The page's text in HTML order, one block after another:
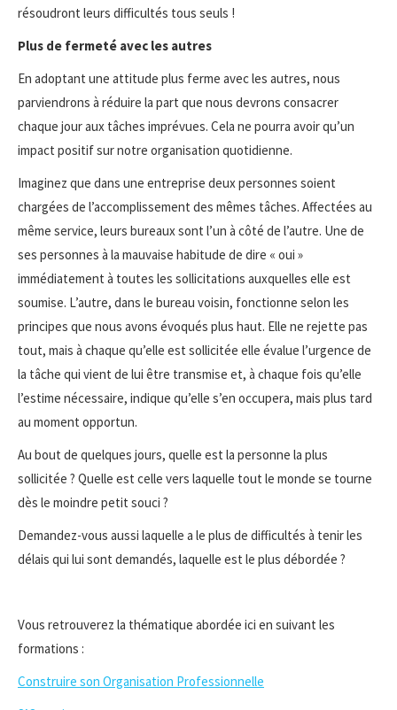
résoudront leurs difficultés tous seuls !
Plus de fermeté avec les autres
En adoptant une attitude plus ferme avec les autres, nous
parviendrons à réduire la part que nous devrons consacrer
chaque jour aux tâches imprévues. Cela ne pourra avoir qu’un
impact positif sur notre organisation quotidienne.
Imaginez que dans une entreprise deux personnes soient
chargées de l’accomplissement des mêmes tâches. Affectées au
même service, leurs bureaux sont l’un à côté de l’autre. Une de
ses personnes à la mauvaise habitude de dire « oui »
immédiatement à toutes les sollicitations auxquelles elle est
soumise. L’autre, dans le bureau voisin, fonctionne selon les
principes que nous avons évoqués plus haut. Elle ne rejette pas
tout, mais à chaque qu’elle est sollicitée elle évalue l’urgence de
la tâche qui vient de lui être transmise et, à chaque fois qu’elle
l’estime nécessaire, indique qu’elle s’en occupera, mais plus tard
au moment opportun.
Au bout de quelques jours, quelle est la personne la plus
sollicitée ? Quelle est celle vers laquelle tout le monde se tourne
dès le moindre petit souci ?
Demandez-vous aussi laquelle a le plus de difficultés à tenir les
délais qui lui sont demandés, laquelle est le plus débordée ?
Vous retrouverez la thématique abordée ici en suivant les
formations :
Construire son Organisation Professionnelle